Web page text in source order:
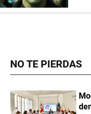
NO TE PIERDAS